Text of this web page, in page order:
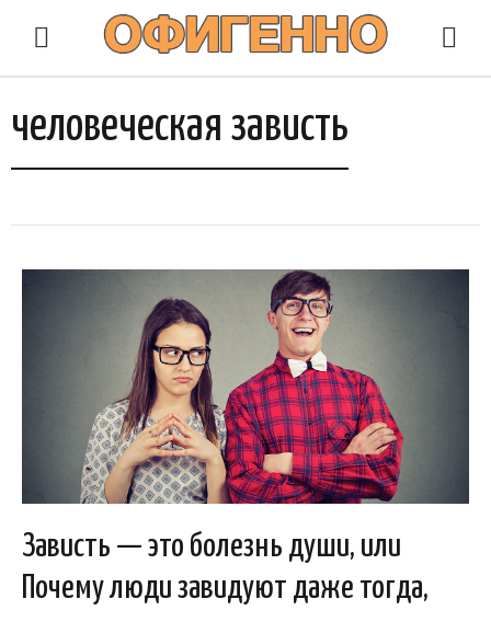
человеческая зависть
Зависть — это болезнь души, или
Почему люди завидуют даже тогда,